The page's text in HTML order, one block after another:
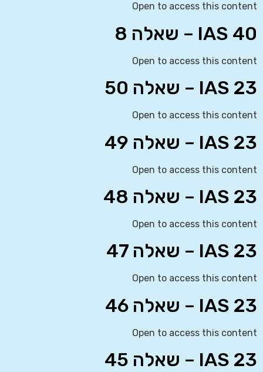
Open to access this content
IAS 40 – שאלה 8
Open to access this content
IAS 23 – שאלה 50
Open to access this content
IAS 23 – שאלה 49
Open to access this content
IAS 23 – שאלה 48
Open to access this content
IAS 23 – שאלה 47
Open to access this content
IAS 23 – שאלה 46
Open to access this content
IAS 23 – שאלה 45